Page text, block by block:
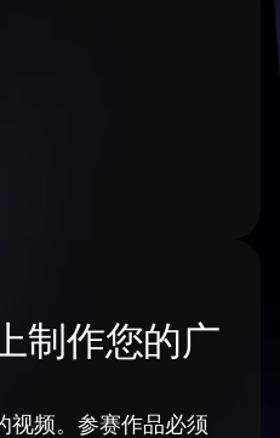
制作您的广
视频。参赛作品必须